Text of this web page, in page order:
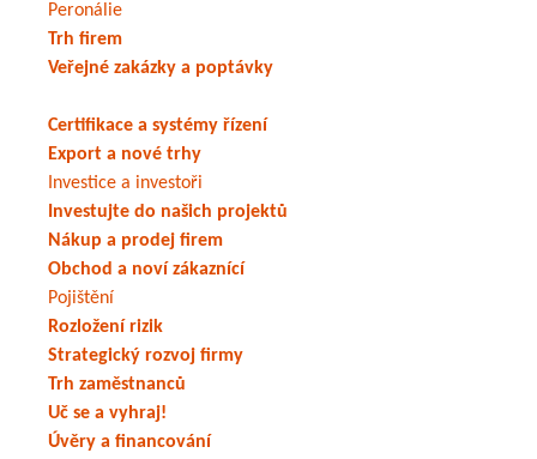
Peronálie
Trh firem
Veřejné zakázky a poptávky
Certifikace a systémy řízení
Export a nové trhy
Investice a investoři
Investujte do našich projektů
Nákup a prodej firem
Obchod a noví zákaznící
Pojištění
Rozložení rizik
Strategický rozvoj firmy
Trh zaměstnanců
Uč se a vyhraj!
Úvěry a financování